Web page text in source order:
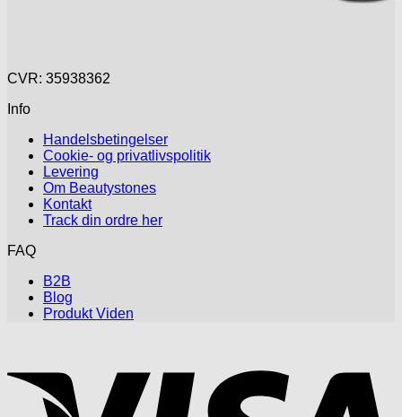
CVR: 35938362
Info
Handelsbetingelser
Cookie- og privatlivspolitik
Levering
Om Beautystones
Kontakt
Track din ordre her
FAQ
B2B
Blog
Produkt Viden